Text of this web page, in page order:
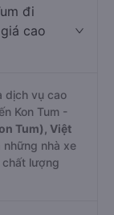
đi
cao
dịch vụ cao
Kon Tum -
Tum), Việt
những nhà xe
lượng